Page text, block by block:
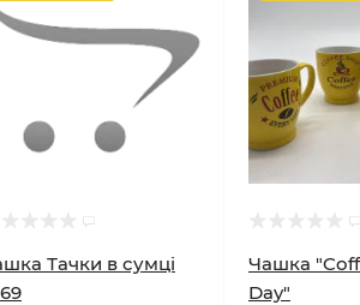
Тачки в сумці
Чашка
Day"